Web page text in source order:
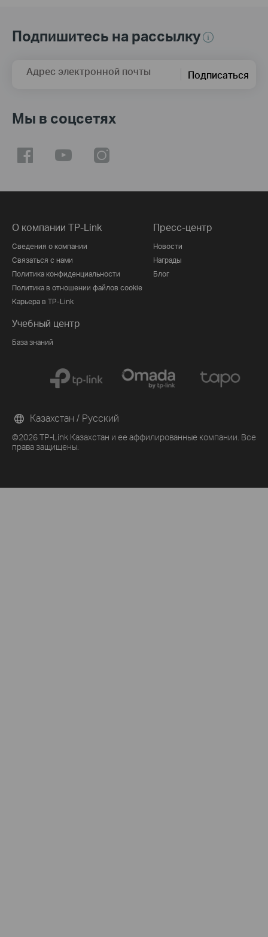
Подпишитесь на рассылку
Адрес электронной почты Подписаться
Мы в соцсетях
О компании TP-Link
Сведения о компании
Связаться с нами
Политика конфиденциальности
Политика в отношении файлов cookie
Карьера в TP-Link
Пресс-центр
Новости
Награды
Блог
Учебный центр
База знаний
©2026 TP-Link Казахстан и ее аффилированные компании. Все
права защищены.
Казахстан / Русский